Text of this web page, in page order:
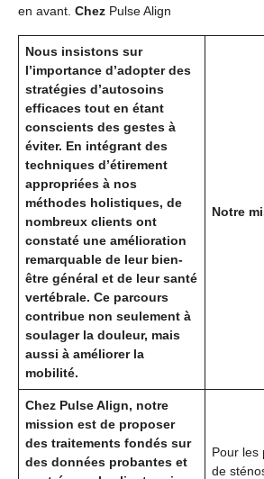
en avant. Chez Pulse Align
Nous insistons sur
l’importance d’adopter des
stratégies d’autosoins
efficaces tout en étant
conscients des gestes à
éviter. En intégrant des
techniques d’étirement
appropriées à nos
méthodes holistiques, de
nombreux clients ont
constaté une amélioration
remarquable de leur bien-
être général et de leur santé
vertébrale. Ce parcours
contribue non seulement à
soulager la douleur, mais
aussi à améliorer la
mobilité.
Notre
Chez Pulse Align, notre
mission est de proposer
des traitements fondés sur
des données probantes et
Pour les
de